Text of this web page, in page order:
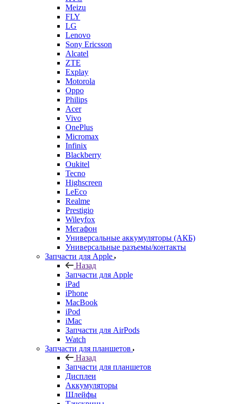
LG
Lenovo
Sony Ericsson
Alcatel
ZTE
Explay
Motorola
Oppo
Philips
Acer
Vivo
OnePlus
Micromax
Infinix
Blackberry
Oukitel
Tecno
Highscreen
LeEco
Realme
Prestigio
Wileyfox
Мегафон
Универсальные аккумуляторы (АКБ)
Универсальные разъемы/контакты
Запчасти для Apple
Назад
Запчасти для Apple
iPad
iPhone
MacBook
iPod
iMac
Запчасти для AirPods
Watch
Запчасти для планшетов
Назад
Запчасти для планшетов
Дисплеи
Аккумуляторы
Шлейфы
Тачскрины
Корпуса (задние крышки)
Explay